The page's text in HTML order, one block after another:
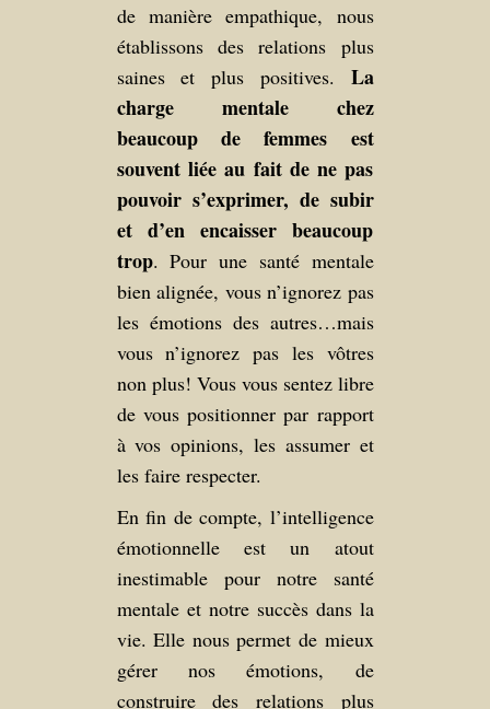
de manière empathique, nous
établissons des relations plus
saines et plus positives. La
charge mentale chez
beaucoup de femmes est
souvent liée au fait de ne pas
pouvoir s’exprimer, de subir
et d’en encaisser beaucoup
trop. Pour une santé mentale
bien alignée, vous n’ignorez pas
les émotions des autres…mais
vous n’ignorez pas les vôtres
non plus! Vous vous sentez libre
de vous positionner par rapport
à vos opinions, les assumer et
les faire respecter.
En fin de compte, l’intelligence
émotionnelle est un atout
inestimable pour notre santé
mentale et notre succès dans la
vie. Elle nous permet de mieux
gérer nos émotions, de
construire des relations plus